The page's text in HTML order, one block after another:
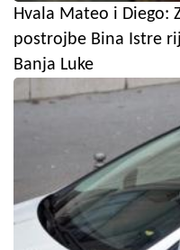
Hvala Mateo i Diego:
postrojbe Bina Istre
Banja Luke